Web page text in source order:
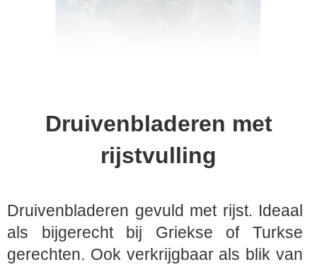
Druivenbladeren met
rijstvulling
Druivenbladeren gevuld met rijst. Ideaal
als bijgerecht bij Griekse of Turkse
gerechten. Ook verkrijgbaar als blik van